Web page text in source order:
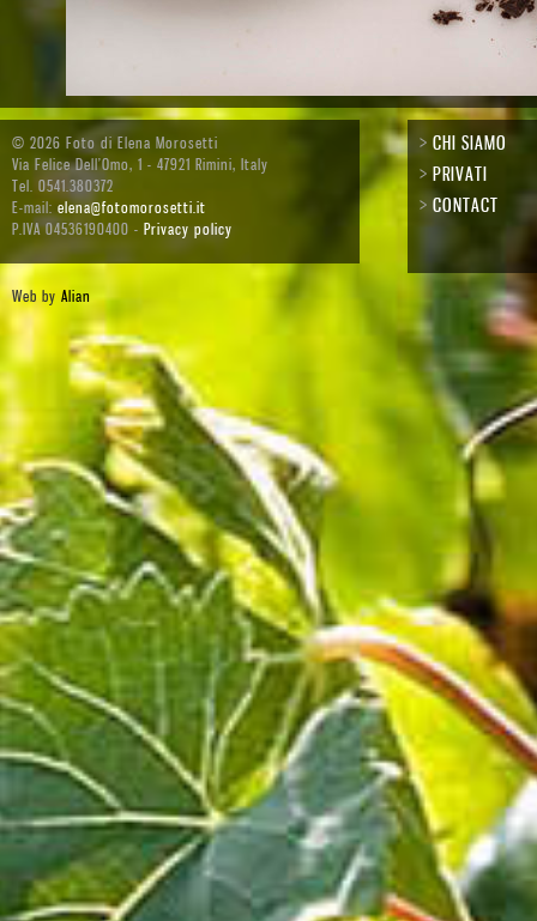
© 2026 Foto di Elena Morosetti
Via Felice Dell’Omo, 1 - 47921 Rimini, Italy
Tel. 0541.380372
E-mail: elena@fotomorosetti.it
P.IVA 04536190400 - Privacy policy
> CHI SIAMO
> PRIVATI
> CONTACT
Web by Alian